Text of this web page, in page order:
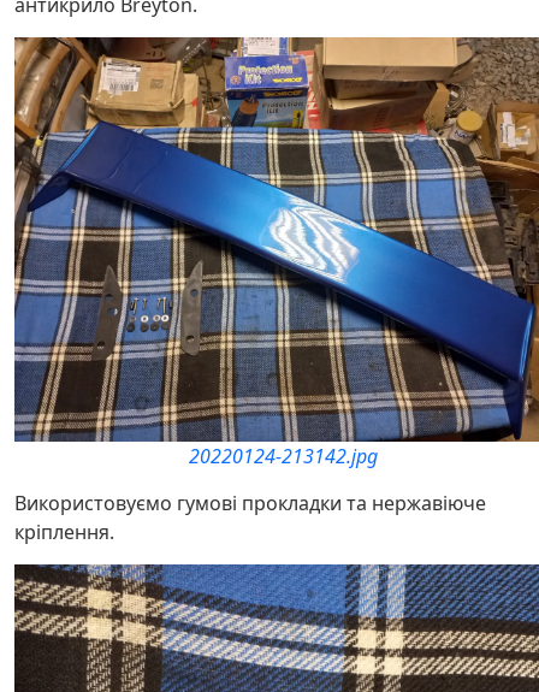
20220124-213142.jpg
Використовуємо гумові прокладки та нержавіюче
кріплення.